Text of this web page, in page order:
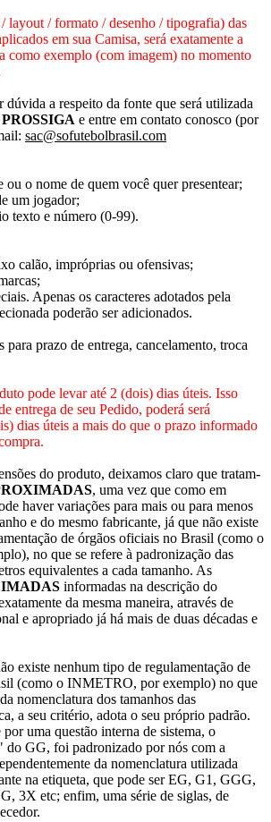
layout / formato / desenho / tipografia) das
em sua Camisa, será exatamente a
como exemplo (com imagem) no momento
dúvida a respeito da fonte que será utilizada
e entre em contato conosco (por
sac@sofutebolbrasil.com
ou o nome de quem você quer presentear;
um jogador;
texto e número (0-99).
calão, impróprias ou ofensivas;
Apenas os caracteres adotados pela
poderão ser adicionados.
para prazo de entrega, cancelamento, troca
pode levar até 2 (dois) dias úteis. Isso
entrega de seu Pedido, poderá será
dias úteis a mais do que o prazo informado
do produto, deixamos claro que tratam-
, uma vez que como em
haver variações para mais ou para menos
e do mesmo fabricante, já que não existe
de órgãos oficiais no Brasil (como o
no que se refere à padronização das
equivalentes a cada tamanho. As
informadas na descrição do
da mesma maneira, através de
e apropriado já há mais de duas décadas e
existe nenhum tipo de regulamentação de
(como o INMETRO, por exemplo) no que
nomenclatura dos tamanhos das
a seu critério, adota o seu próprio padrão.
uma questão interna de sistema, o
do GG, foi padronizado por nós com a
da nomenclatura utilizada
na etiqueta, que pode ser EG, G1, GGG,
3X etc; enfim, uma série de siglas, de